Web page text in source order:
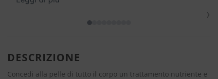
›
DESCRIZIONE
Concedi alla pelle di tutto il corpo un trattamento nutriente e